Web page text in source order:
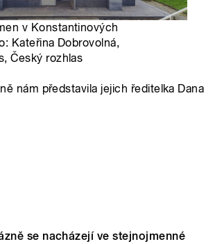
v Konstantinových
Kateřina Dobrovolná,
Český rozhlas
nám představila jejich ředitelka Dana
se nacházejí ve stejnojmenné